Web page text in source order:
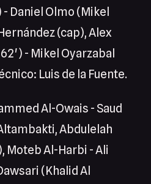
- Daniel Olmo (Mikel
(cap), Alex
- Mikel Oyarzabal
Luis de la Fuente.
Al-Owais - Saud
Abdulelah
Moteb Al-Harbi - Ali
(Khalid Al